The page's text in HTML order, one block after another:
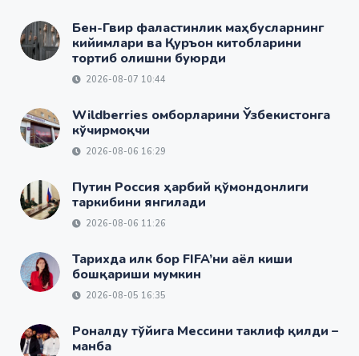
Бен-Гвир фаластинлик маҳбусларнинг
кийимлари ва Қуръон китобларини
тортиб олишни буюрди
2026-08-07 10:44
Wildberries омборларини Ўзбекистонга
кўчирмоқчи
2026-08-06 16:29
Путин Россия ҳарбий қўмондонлиги
таркибини янгилади
2026-08-06 11:26
Тарихда илк бор FIFA’ни аёл киши
бошқариши мумкин
2026-08-05 16:35
Роналду тўйига Мессини таклиф қилди –
манба